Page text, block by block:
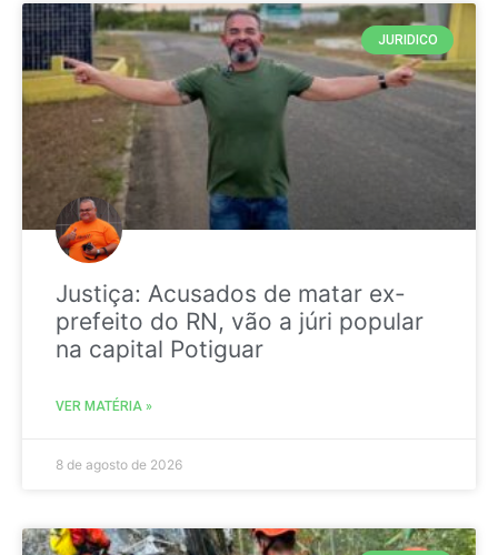
JURIDICO
Justiça: Acusados de matar ex-
prefeito do RN, vão a júri popular
na capital Potiguar
VER MATÉRIA »
8 de agosto de 2026